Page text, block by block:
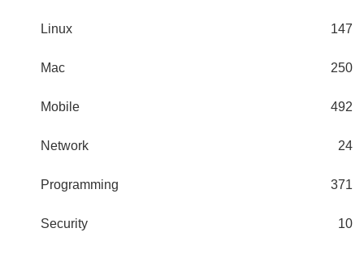
Linux 147
Mac 250
Mobile 492
Network 24
Programming 371
Security 10